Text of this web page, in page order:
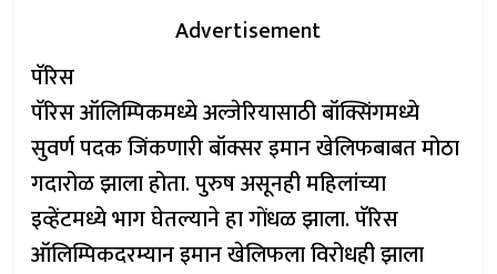
Advertisement
पॅरिस
पॅरिस ऑलिम्पिकमध्ये अल्जेरियासाठी बॉक्सिंगमध्ये
सुवर्ण पदक जिंकणारी बॉक्सर इमान खेलिफबाबत मोठा
गदारोळ झाला होता. पुरुष असूनही महिलांच्या
इव्हेंटमध्ये भाग घेतल्याने हा गोंधळ झाला. पॅरिस
ऑलिम्पिकदरम्यान इमान खेलिफला विरोधही झाला